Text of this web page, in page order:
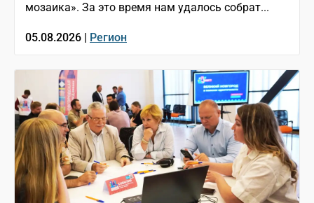
мозаика». За это время нам удалось собрат...
05.08.2026 | Регион